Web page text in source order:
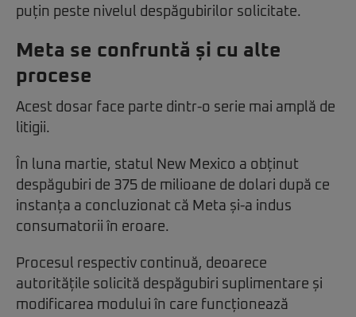
puțin peste nivelul despăgubirilor solicitate.
Meta se confruntă și cu alte
procese
Acest dosar face parte dintr-o serie mai amplă de
litigii.
În luna martie, statul New Mexico a obținut
despăgubiri de 375 de milioane de dolari după ce
instanța a concluzionat că Meta și-a indus
consumatorii în eroare.
Procesul respectiv continuă, deoarece
autoritățile solicită despăgubiri suplimentare și
modificarea modului în care funcționează